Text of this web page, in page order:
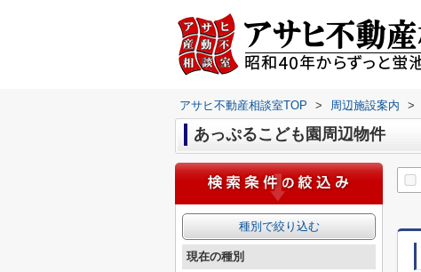
アサヒ不動産相談室TOP > 周辺施設案内 >
あっぷるこども園周辺物件
種別で絞り込む
現在の種別